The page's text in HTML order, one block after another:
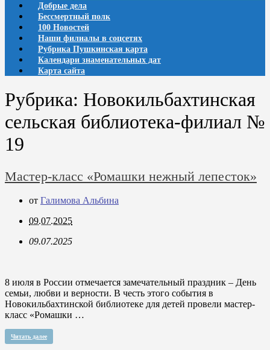
Добрые дела
Бессмертный полк
100 Новостей
Наши филиалы в соцсетях
Рубрика Пушкинская карта
Календари знаменательных дат
Карта сайта
Рубрика: Новокильбахтинская
сельская библиотека-филиал №
19
Мастер-класс «Ромашки нежный лепесток»
от Галимова Альбина
09.07.2025
09.07.2025
8 июля в России отмечается замечательный праздник – День
семьи, любви и верности. В честь этого события в
Новокильбахтинской библиотеке для детей провели мастер-
класс «Ромашки …
Читать далее